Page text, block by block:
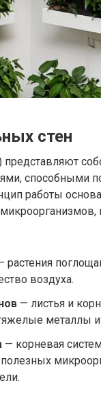
стен
способными
работы
растения
воздуха.
— листья и
металлы
— корневая